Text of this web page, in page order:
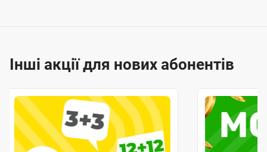
Інші акції для нових абонентів